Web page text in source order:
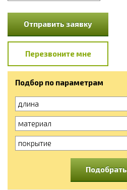
Отправить заявку
Перезвоните мне
Подбор по параметрам
длина
материал
покрытие
Подобрать